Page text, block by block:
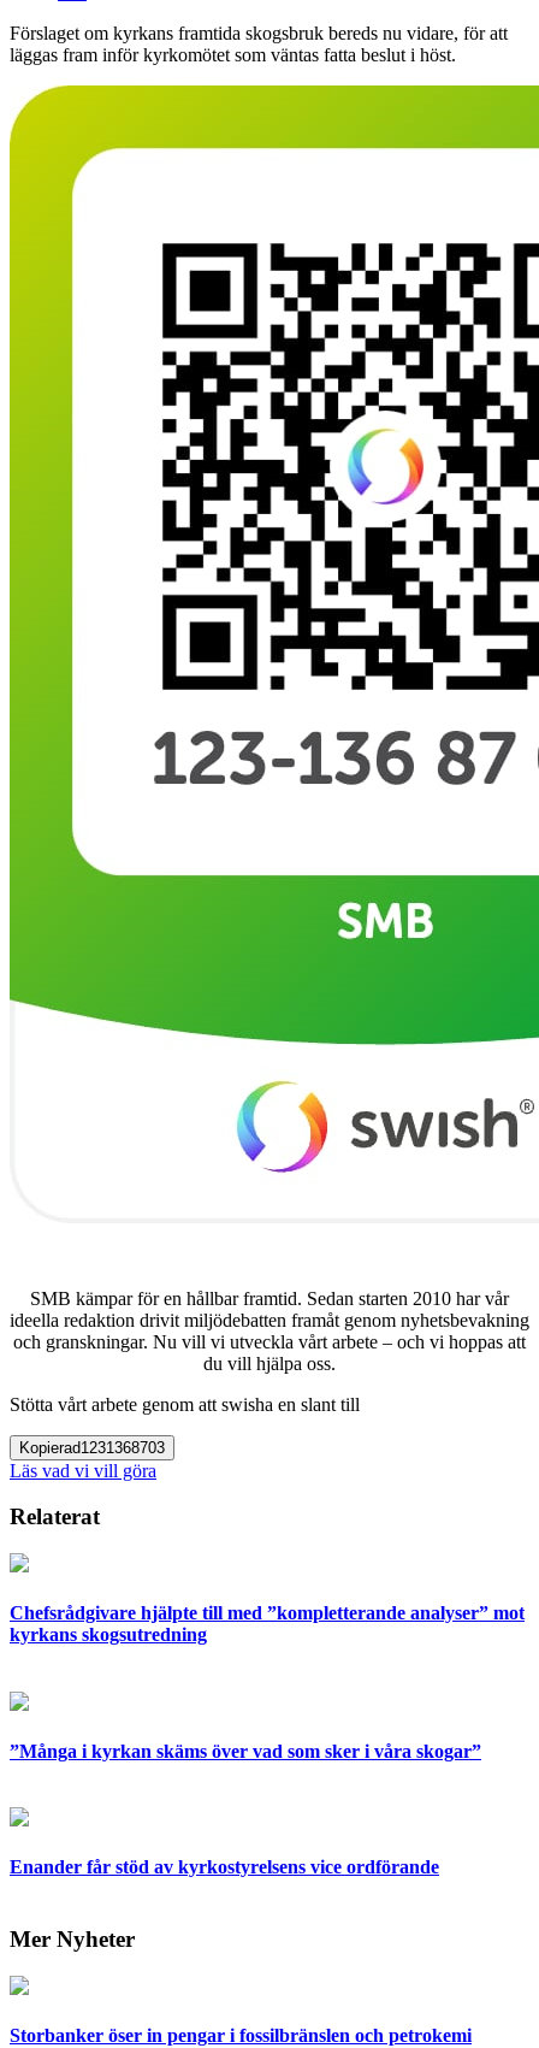
Förslaget om kyrkans framtida skogsbruk bereds nu vidare, för att
läggas fram inför kyrkomötet som väntas fatta beslut i höst.
SMB kämpar för en hållbar framtid. Sedan starten 2010 har vår
ideella redaktion drivit miljödebatten framåt genom nyhetsbevakning
och granskningar. Nu vill vi utveckla vårt arbete – och vi hoppas att
du vill hjälpa oss.
Stötta vårt arbete genom att swisha en slant till
Kopierad1231368703
Läs vad vi vill göra
Relaterat
Chefsrådgivare hjälpte till med ”kompletterande analyser” mot
kyrkans skogsutredning
”Många i kyrkan skäms över vad som sker i våra skogar”
Enander får stöd av kyrkostyrelsens vice ordförande
Mer Nyheter
Storbanker öser in pengar i fossilbränslen och petrokemi